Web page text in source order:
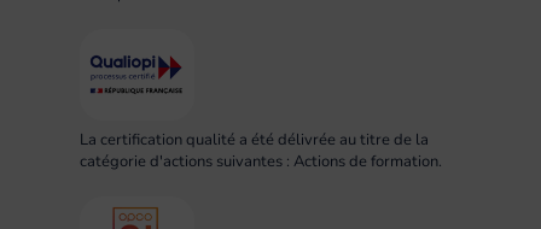
La certification qualité a été délivrée au titre de la
catégorie d'actions suivantes : Actions de formation.